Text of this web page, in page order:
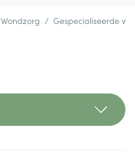
Wondzorg / Gespecialiseerde